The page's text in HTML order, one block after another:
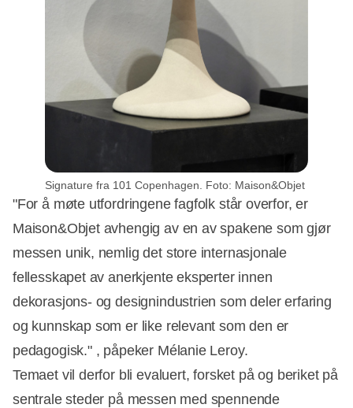
Signature fra 101 Copenhagen. Foto: Maison&Objet
"For å møte utfordringene fagfolk står overfor, er
Maison&Objet avhengig av en av spakene som gjør
messen unik, nemlig det store internasjonale
fellesskapet av anerkjente eksperter innen
dekorasjons- og designindustrien som deler erfaring
og kunnskap som er like relevant som den er
pedagogisk." , påpeker Mélanie Leroy.
Temaet vil derfor bli evaluert, forsket på og beriket på
sentrale steder på messen med spennende